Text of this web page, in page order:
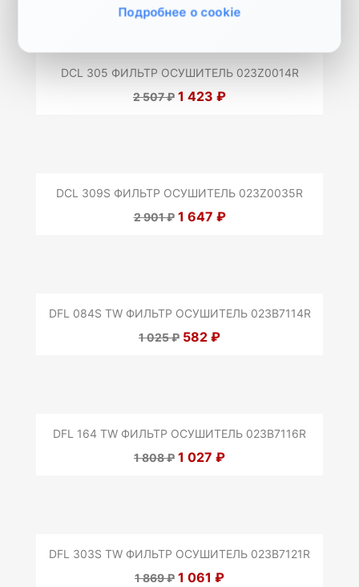
DCL 305 ФИЛЬТР ОСУШИТЕЛЬ 023Z0014R
2 507 ₽ 1 423 ₽
DCL 309S ФИЛЬТР ОСУШИТЕЛЬ 023Z0035R
2 901 ₽ 1 647 ₽
DFL 084S TW ФИЛЬТР ОСУШИТЕЛЬ 023B7114R
1 025 ₽ 582 ₽
DFL 164 TW ФИЛЬТР ОСУШИТЕЛЬ 023B7116R
1 808 ₽ 1 027 ₽
DFL 303S TW ФИЛЬТР ОСУШИТЕЛЬ 023B7121R
1 869 ₽ 1 061 ₽
Подробнее о cookie